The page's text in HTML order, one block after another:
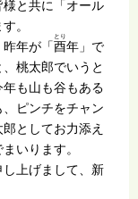
と共に「オール
。
昨年が「酉
とり
年」で
桃太郎でいうと
も山も谷もある
ピンチをチャン
としてお力添え
いります。
上げまして、新